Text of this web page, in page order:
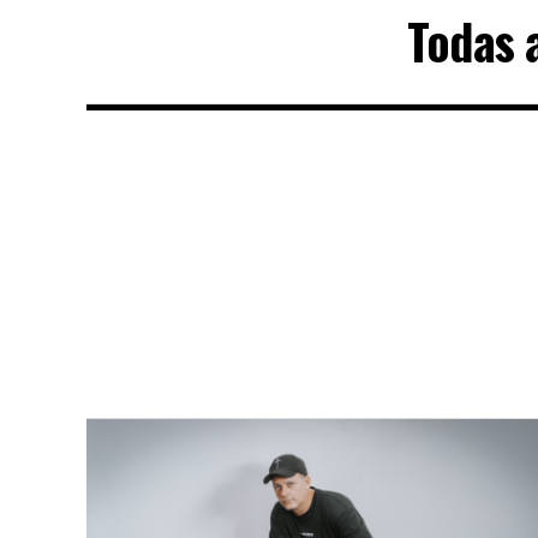
Todas